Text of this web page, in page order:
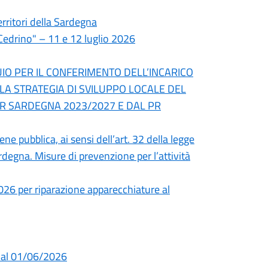
della Sardegna
– 11 e 12 luglio 2026
PER IL CONFERIMENTO DELL’INCARICO
STRATEGIA DI SVILUPPO LOCALE DEL
SARDEGNA 2023/2027 E DAL PR
pubblica, ai sensi dell’art. 32 della legge
Misure di prevenzione per l’attività
per riparazione apparecchiature al
01/06/2026